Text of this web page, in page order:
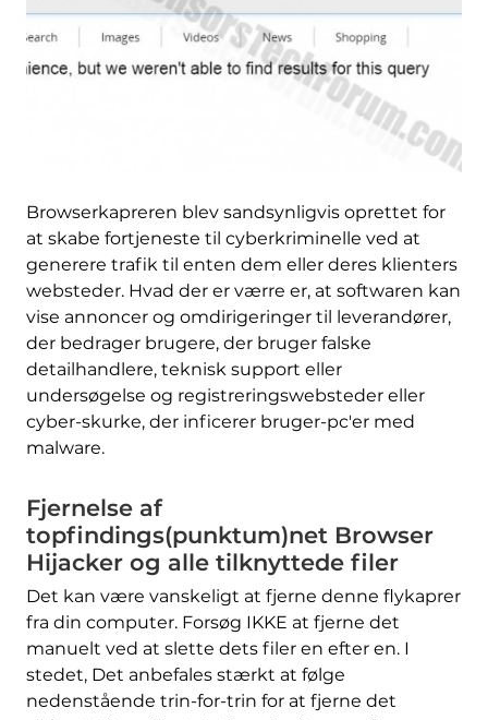
Browserkapreren blev sandsynligvis oprettet for
at skabe fortjeneste til cyberkriminelle ved at
generere trafik til enten dem eller deres klienters
websteder. Hvad der er værre er, at softwaren kan
vise annoncer og omdirigeringer til leverandører,
der bedrager brugere, der bruger falske
detailhandlere, teknisk support eller
undersøgelse og registreringswebsteder eller
cyber-skurke, der inficerer bruger-pc'er med
malware.
Fjernelse af
topfindings(punktum)net Browser
Hijacker og alle tilknyttede filer
Det kan være vanskeligt at fjerne denne flykaprer
fra din computer. Forsøg IKKE at fjerne det
manuelt ved at slette dets filer en efter en. I
stedet, Det anbefales stærkt at følge
nedenstående trin-for-trin for at fjerne det